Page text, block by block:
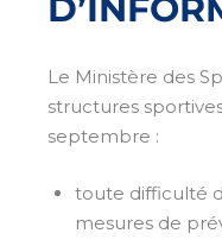
Le Ministère des
structures
septembre :
toute difficulté
mesures de